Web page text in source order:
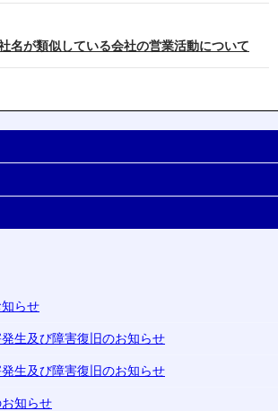
名が類似している会社の営業活動について
らせ
生及び障害復旧のお知らせ
生及び障害復旧のお知らせ
知らせ